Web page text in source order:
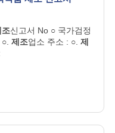
조신고서 No ○ 국가검정
제조업소 주소 : ○. 제